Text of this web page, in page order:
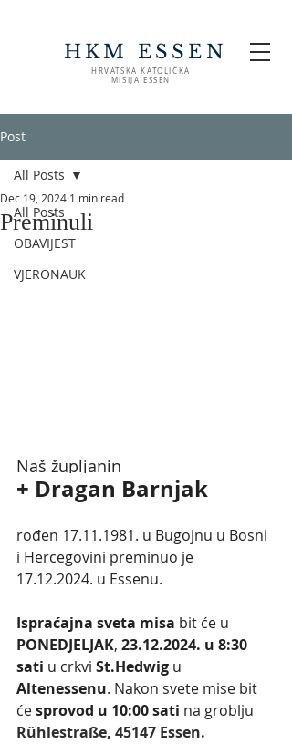
HKM ESSEN
HRVATSKA KATOLIČKA
MISIJA ESSEN
Post
All Posts
OBAVIJEST
VJERONAUK
All Posts
Preminuli
Dec 19, 2024 1 min read
Naš župljanin
+ Dragan Barnjak
rođen 17.11.1981. u Bugojnu u Bosni
i Hercegovini preminuo je
17.12.2024. u Essenu.
Ispraćajna sveta misa bit će u
PONEDJELJAK, 23.12.2024. u 8:30
sati u crkvi St.Hedwig u
Altenessenu. Nakon svete mise bit
će sprovod u 10:00 sati na groblju
Rühlestraße, 45147 Essen.